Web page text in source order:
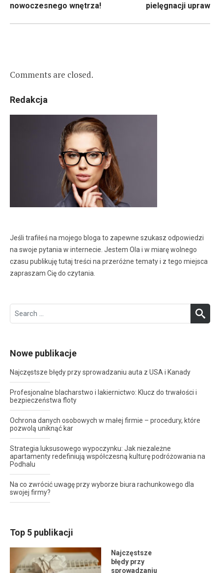
nowoczesnego wnętrza!
pielęgnacji upraw
Comments are closed.
Redakcja
Jeśli trafiłeś na mojego bloga to zapewne szukasz odpowiedzi
na swoje pytania w internecie. Jestem Ola i w miarę wolnego
czasu publikuję tutaj treści na przeróżne tematy i z tego miejsca
zapraszam Cię do czytania.
Search
for:
Nowe publikacje
Najczęstsze błędy przy sprowadzaniu auta z USA i Kanady
Profesjonalne blacharstwo i lakiernictwo: Klucz do trwałości i
bezpieczeństwa floty
Ochrona danych osobowych w małej firmie – procedury, które
pozwolą uniknąć kar
Strategia luksusowego wypoczynku: Jak niezależne
apartamenty redefiniują współczesną kulturę podróżowania na
Podhalu
Na co zwrócić uwagę przy wyborze biura rachunkowego dla
swojej firmy?
Top 5 publikacji
Najczęstsze
błędy przy
sprowadzaniu